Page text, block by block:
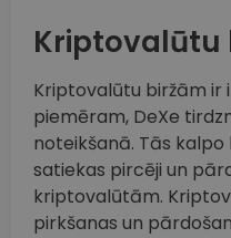
Kriptovalūtu
Kriptovalūtu biržām ir
piemēram, DeXe
noteikšanā. Tās
satiekas pircēji un
kriptovalūtām.
pirkšanas un